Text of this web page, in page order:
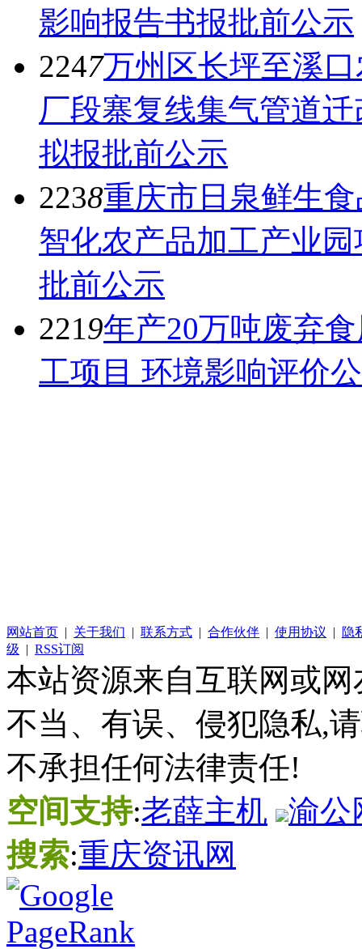
影响报告书报批前公示
2247万州区长坪至溪
厂段寨复线集气管道
拟报批前公示
2238重庆市日泉鲜生
智化农产品加工产业
批前公示
2219年产20万吨废弃
工项目 环境影响评价
网站首页 | 关于我们 | 联系方式 | 合作伙伴 | 使用协议 |
隐
级 | RSS订阅
本站资源来自互联网或
不当、有误、侵犯隐私,
不承担任何法律责任!
空间支持:老薛主机
渝公
搜索:重庆资讯网